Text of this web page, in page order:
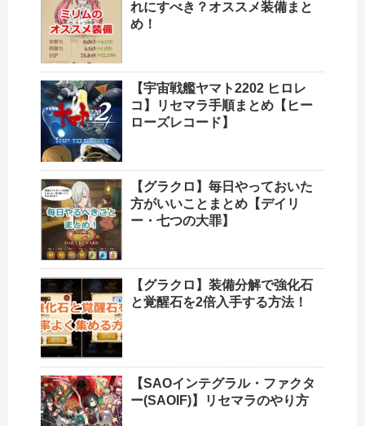
れにすべき？オススメ装備まと
め！
【宇宙戦艦ヤマト2202 ヒロレ
コ】リセマラ手順まとめ【ヒー
ローズレコード】
【グラクロ】毎日やっておいた
方がいいことまとめ【デイリ
ー・七つの大罪】
【グラクロ】装備分解で強化石
と覚醒石を2倍入手する方法！
【SAOインテグラル・ファクタ
ー(SAOIF)】リセマラのやり方